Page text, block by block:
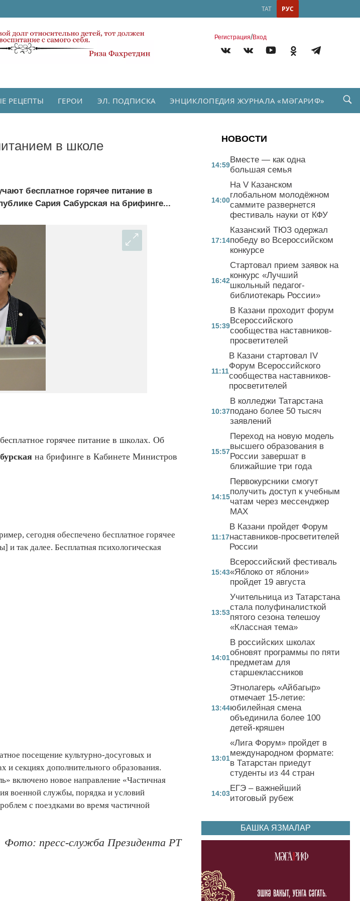
РУС
ТАТ
Регистрация/Вход
РЕЦЕПТЫ ГЕРОИ ЭЛ. ПОДПИСКА ЭНЦИКЛОПЕДИЯ ЖУРНАЛА «МӘГАРИФ»
в школе
бесплатное горячее питание в
Сария Сабурская на брифинге...
горячее питание в школах. Об
на брифинге в Кабинете Министров
сегодня обеспечено бесплатное горячее
так далее. Бесплатная психологическая
посещение культурно-досуговых и
и секциях дополнительного образования.
включено новое направление «Частичная
военной службы, порядка и условий
с поездками во время частичной
Фото: пресс-служба Президента РТ
НОВОСТИ
14:59
Вместе — как одна
большая семья
14:00
На V Казанском
глобальном молодёжном
саммите развернется
фестиваль науки от КФУ
17:14
Казанский ТЮЗ одержал
победу во Всероссийском
конкурсе
16:42
Стартовал прием заявок на
конкурс «Лучший
школьный педагог-
библиотекарь России»
15:39
В Казани проходит форум
Всероссийского
сообщества наставников-
просветителей
11:11
В Казани стартовал IV
Форум Всероссийского
сообщества наставников-
просветителей
10:37
В колледжи Татарстана
подано более 50 тысяч
заявлений
15:57
Переход на новую модель
высшего образования в
России завершат в
ближайшие три года
14:15
Первокурсники смогут
получить доступ к учебным
чатам через мессенджер
MAX
11:17
В Казани пройдет Форум
наставников-просветителей
России
15:43
Всероссийский фестиваль
«Яблоко от яблони»
пройдет 19 августа
13:53
Учительница из Татарстана
стала полуфиналисткой
пятого сезона телешоу
«Классная тема»
14:01
В российских школах
обновят программы по пяти
предметам для
старшеклассников
13:44
Этнолагерь «Айбагыр»
отмечает 15-летие:
юбилейная смена
объединила более 100
детей-кряшен
13:01
«Лига Форум» пройдет в
международном формате:
в Татарстан приедут
студенты из 44 стран
14:03
ЕГЭ – важнейший
итоговый рубеж
БАШКА ЯЗМАЛАР